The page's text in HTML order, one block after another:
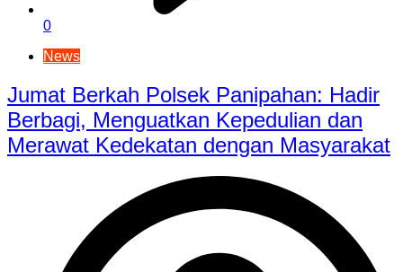
0
News
Jumat Berkah Polsek Panipahan: Hadir
Berbagi, Menguatkan Kepedulian dan
Merawat Kedekatan dengan Masyarakat